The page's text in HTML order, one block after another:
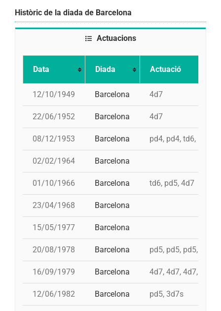
Històric de la diada de Barcelona
Actuacions
Data Diada Actuació
12/10/1949 Barcelona 4d7
22/06/1952 Barcelona 4d7
08/12/1953 Barcelona pd4, pd4, td6, pd5,
02/02/1964 Barcelona
01/10/1966 Barcelona td6, pd5, 4d7
23/04/1968 Barcelona
15/05/1977 Barcelona
20/08/1978 Barcelona pd5, pd5, pd5, 3d7, i
16/09/1979 Barcelona 4d7, 4d7, 4d7, td7,
12/06/1982 Barcelona pd5, 3d7s